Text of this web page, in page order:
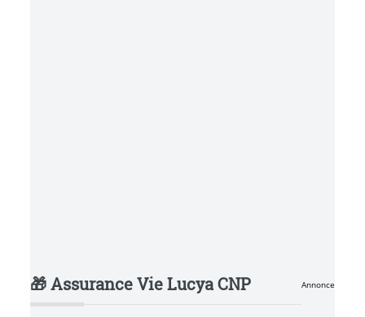
Annonce
🎁 Assurance Vie Lucya CNP